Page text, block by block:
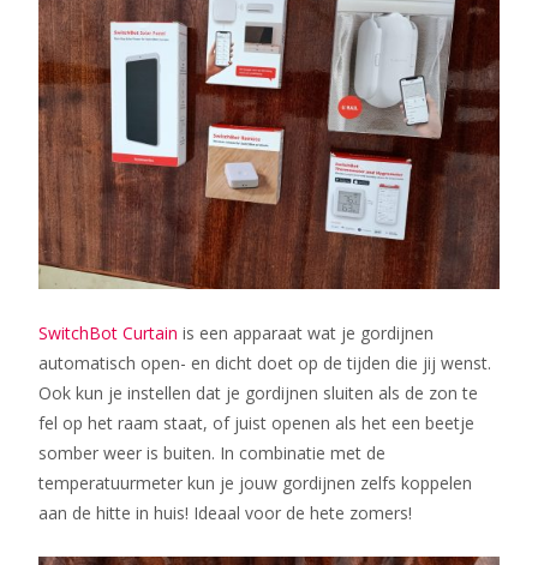
SwitchBot Curtain is een apparaat wat je gordijnen
automatisch open- en dicht doet op de tijden die jij wenst.
Ook kun je instellen dat je gordijnen sluiten als de zon te
fel op het raam staat, of juist openen als het een beetje
somber weer is buiten. In combinatie met de
temperatuurmeter kun je jouw gordijnen zelfs koppelen
aan de hitte in huis! Ideaal voor de hete zomers!